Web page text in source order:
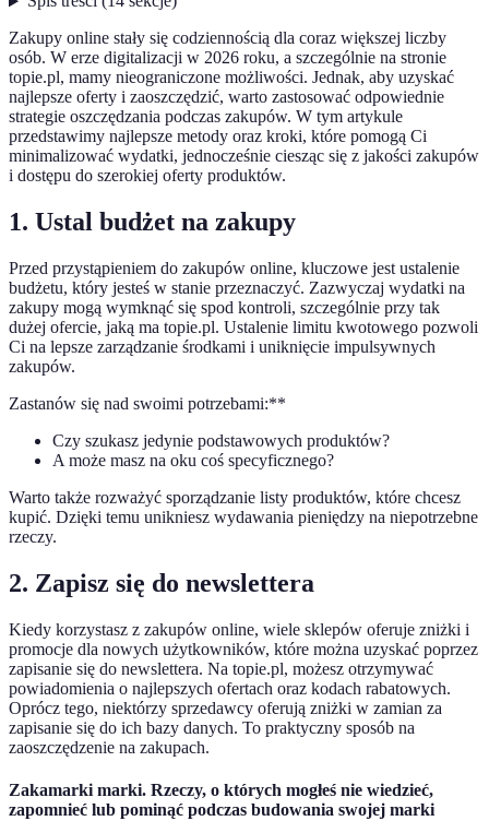
Zakupy online stały się codziennością dla coraz większej liczby
osób. W erze digitalizacji w 2026 roku, a szczególnie na stronie
topie.pl, mamy nieograniczone możliwości. Jednak, aby uzyskać
najlepsze oferty i zaoszczędzić, warto zastosować odpowiednie
strategie oszczędzania podczas zakupów. W tym artykule
przedstawimy najlepsze metody oraz kroki, które pomogą Ci
minimalizować wydatki, jednocześnie ciesząc się z jakości zakupów
i dostępu do szerokiej oferty produktów.
1. Ustal budżet na zakupy
Przed przystąpieniem do zakupów online, kluczowe jest ustalenie
budżetu, który jesteś w stanie przeznaczyć. Zazwyczaj wydatki na
zakupy mogą wymknąć się spod kontroli, szczególnie przy tak
dużej ofercie, jaką ma topie.pl. Ustalenie limitu kwotowego pozwoli
Ci na lepsze zarządzanie środkami i uniknięcie impulsywnych
zakupów.
Zastanów się nad swoimi potrzebami:**
Czy szukasz jedynie podstawowych produktów?
A może masz na oku coś specyficznego?
Warto także rozważyć sporządzanie listy produktów, które chcesz
kupić. Dzięki temu unikniesz wydawania pieniędzy na niepotrzebne
rzeczy.
2. Zapisz się do newslettera
Kiedy korzystasz z zakupów online, wiele sklepów oferuje zniżki i
promocje dla nowych użytkowników, które można uzyskać poprzez
zapisanie się do newslettera. Na topie.pl, możesz otrzymywać
powiadomienia o najlepszych ofertach oraz kodach rabatowych.
Oprócz tego, niektórzy sprzedawcy oferują zniżki w zamian za
zapisanie się do ich bazy danych. To praktyczny sposób na
zaoszczędzenie na zakupach.
Zakamarki marki. Rzeczy, o których mogłeś nie wiedzieć,
zapomnieć lub pominąć podczas budowania swojej marki